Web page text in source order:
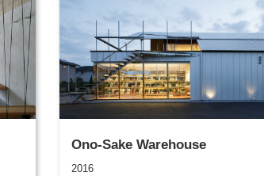
Ono-Sake Warehouse
2016